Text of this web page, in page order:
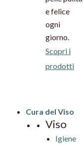
e felice
ogni
giorno.
Scopri i
prodotti
Cura del Viso
Viso
Igiene